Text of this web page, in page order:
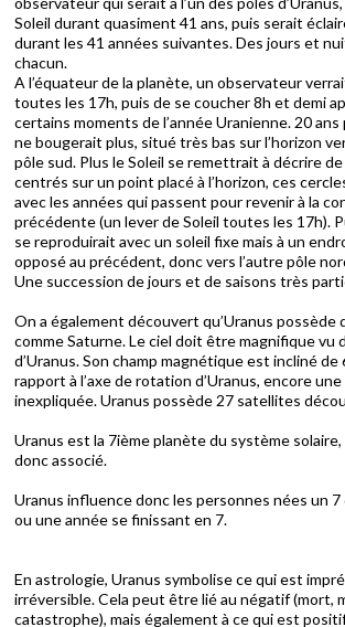
Soleil durant quasiment 41 ans, puis serait
durant les 41 années suivantes. Des jours et
chacun.
A l’équateur de la planète, un observateur
toutes les 17h, puis de se coucher 8h et demi
certains moments de l’année Uranienne. 20 ans
ne bougerait plus, situé très bas sur l’horizon
pôle sud. Plus le Soleil se remettrait à décrire
centrés sur un point placé à l’horizon, ces
avec les années qui passent pour revenir à la
précédente (un lever de Soleil toutes les 17h).
se reproduirait avec un soleil fixe mais à un
opposé au précédent, donc vers l’autre pôle
Une succession de jours et de saisons très
On a également découvert qu’Uranus possède
comme Saturne. Le ciel doit être magnifique vu
d’Uranus. Son champ magnétique est incliné de
rapport à l’axe de rotation d’Uranus, encore
inexpliquée. Uranus possède 27 satellites
Uranus est la 7ième planète du système
donc associé.
Uranus influence donc les personnes nées un 7
ou une année se finissant en 7.
En astrologie, Uranus symbolise ce qui est
irréversible. Cela peut être lié au négatif (mort,
catastrophe), mais également à ce qui est